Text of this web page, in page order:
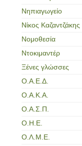
Νηπιαγωγείο
Νίκος Καζαντζάκης
Νομοθεσία
Ντοκιμαντέρ
Ξένες γλώσσες
Ο.Α.Ε.Δ.
Ο.Α.Κ.Α.
Ο.Α.Σ.Π.
Ο.Η.Ε.
Ο.Λ.Μ.Ε.